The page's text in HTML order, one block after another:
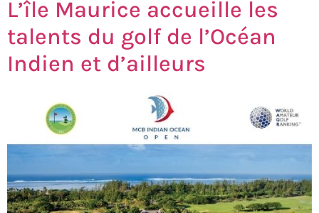
L’île Maurice accueille les
talents du golf de l’Océan
Indien et d’ailleurs